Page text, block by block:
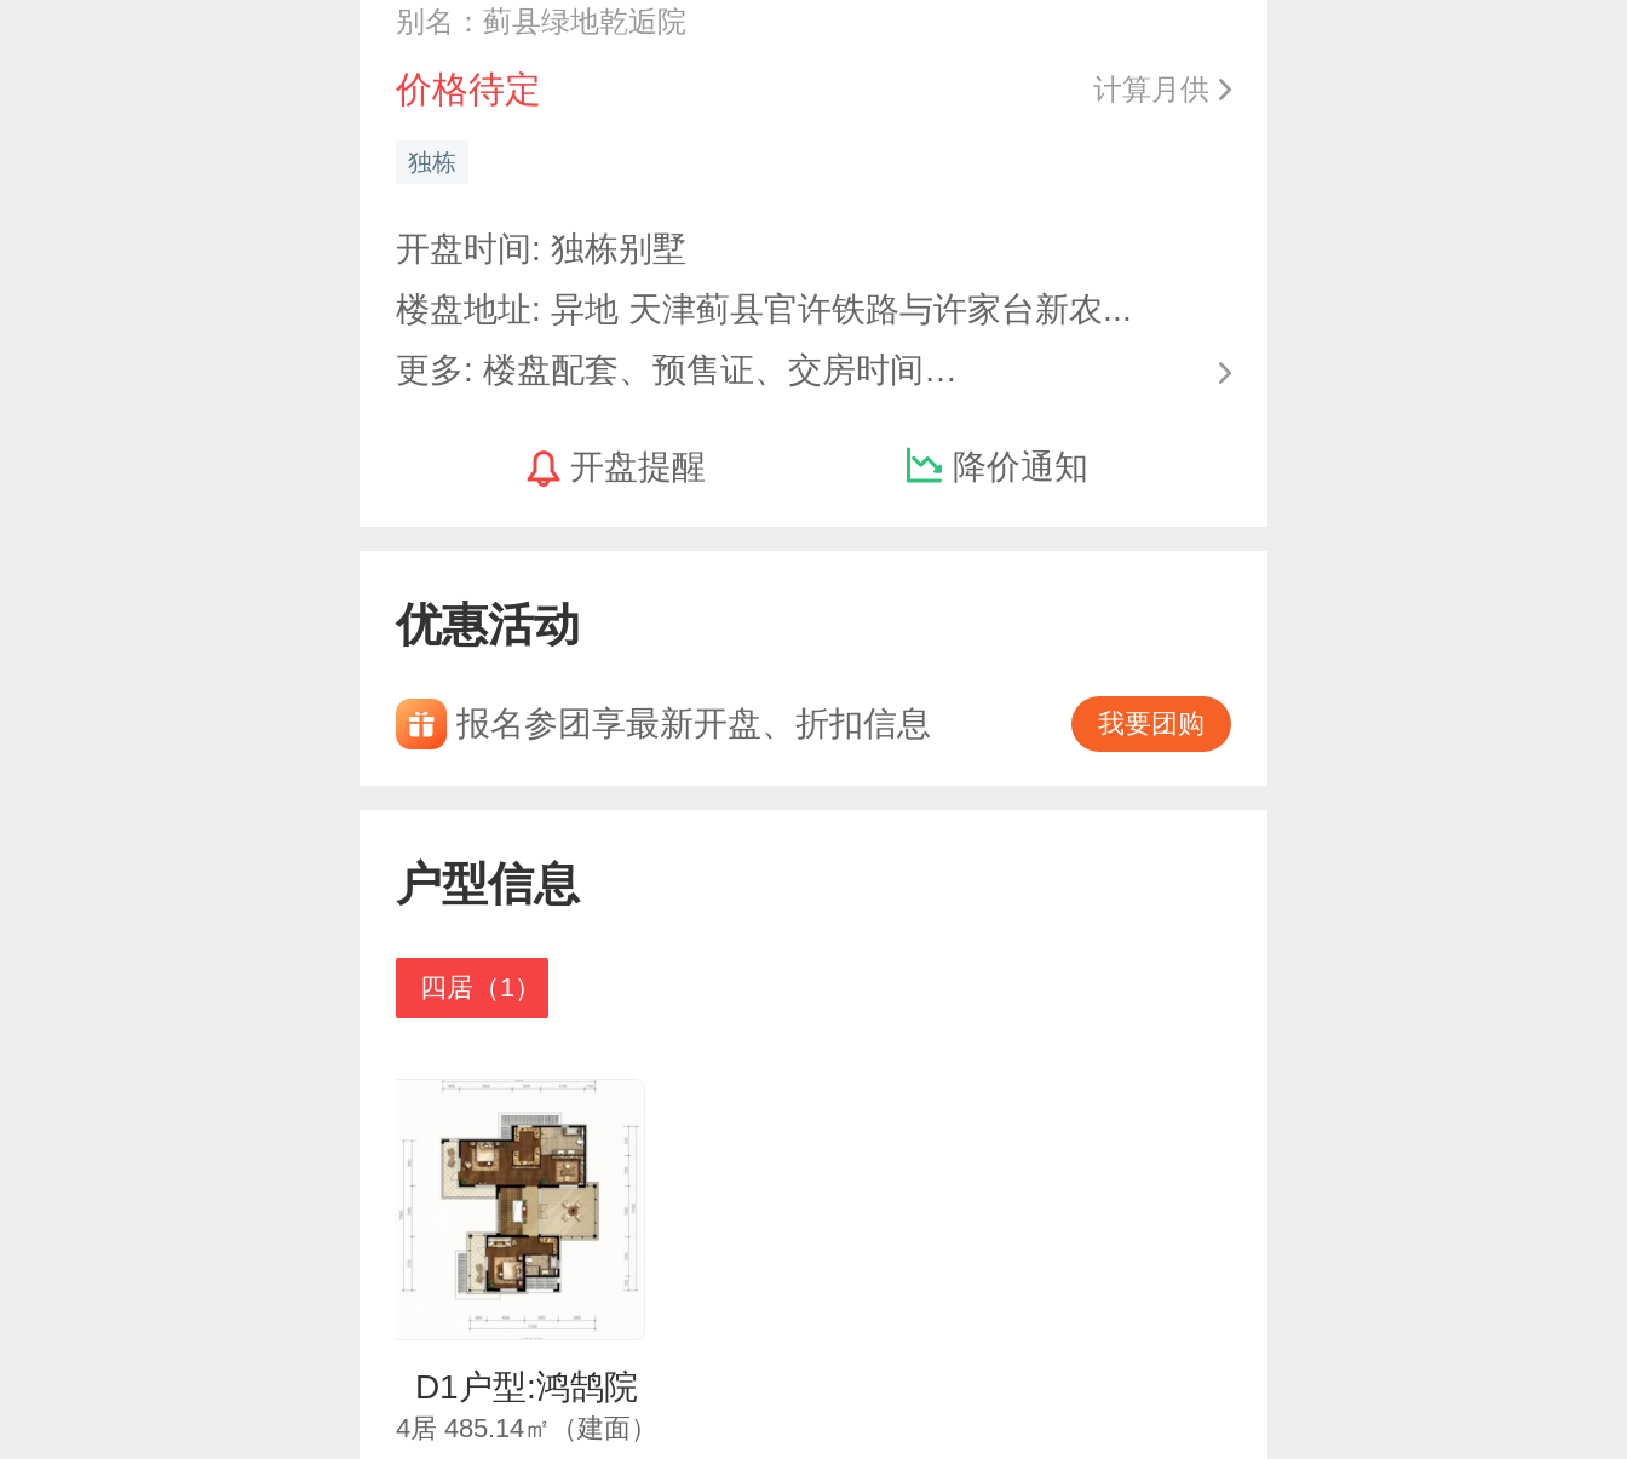
别名：蓟县绿地乾逅院
价格待定 计算月供
独栋
开盘时间: 独栋别墅
楼盘地址: 异地 天津蓟县官许铁路与许家台新农...
更多: 楼盘配套、预售证、交房时间…
开盘提醒 降价通知
优惠活动
报名参团享最新开盘、折扣信息 我要团购
户型信息
四居（1）
D1户型:鸿鹄院
4居 485.14㎡（建面）